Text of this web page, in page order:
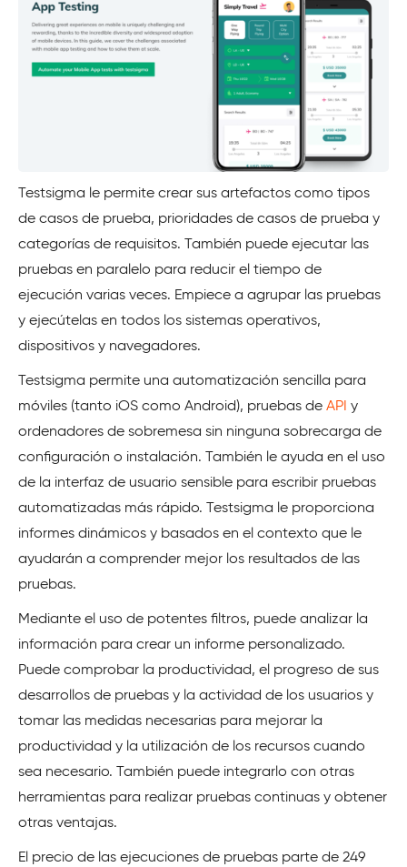
Testsigma le permite crear sus artefactos como tipos
de casos de prueba, prioridades de casos de prueba y
categorías de requisitos. También puede ejecutar las
pruebas en paralelo para reducir el tiempo de
ejecución varias veces. Empiece a agrupar las pruebas
y ejecútelas en todos los sistemas operativos,
dispositivos y navegadores.
Testsigma permite una automatización sencilla para
móviles (tanto iOS como Android), pruebas de API y
ordenadores de sobremesa sin ninguna sobrecarga de
configuración o instalación. También le ayuda en el uso
de la interfaz de usuario sensible para escribir pruebas
automatizadas más rápido. Testsigma le proporciona
informes dinámicos y basados en el contexto que le
ayudarán a comprender mejor los resultados de las
pruebas.
Mediante el uso de potentes filtros, puede analizar la
información para crear un informe personalizado.
Puede comprobar la productividad, el progreso de sus
desarrollos de pruebas y la actividad de los usuarios y
tomar las medidas necesarias para mejorar la
productividad y la utilización de los recursos cuando
sea necesario. También puede integrarlo con otras
herramientas para realizar pruebas continuas y obtener
otras ventajas.
El precio de las ejecuciones de pruebas parte de 249